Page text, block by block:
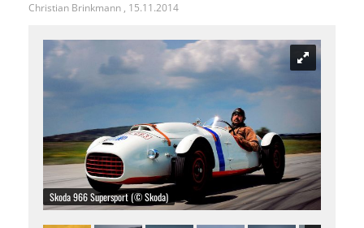
Christian Brinkmann , 15.11.2014
Skoda 966 Supersport (© Skoda)